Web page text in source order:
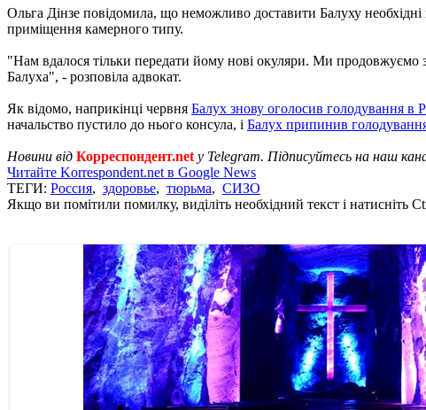
Ольга Дінзе повідомила, що неможливо доставити Балуху
приміщення камерного типу.
"Нам вдалося тільки передати йому нові окуляри. Ми продовжуємо
Балуха", - розповіла адвокат.
Як відомо, наприкінці червня Балух знову оголосив голодування в
начальство пустило до нього консула, і Балух припинив
Новини від Корреспондент.net у Telegram. Підписуйтесь на наш
Читайте Korrespondent.net в Google News
ТЕГИ: Россия, здоровье, тюрьма, СИЗО
Якщо ви помітили помилку, виділіть необхідний текст і натисніть